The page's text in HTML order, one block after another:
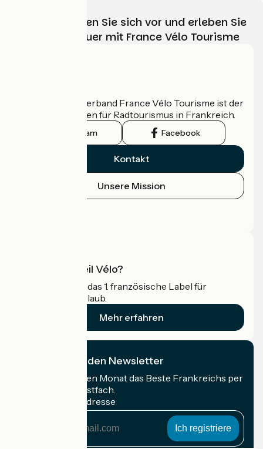
Wählen, bereiten Sie sich vor und erleben Sie
Ihr Radabenteuer mit France Vélo Tourisme
Der nationale Verband France Vélo Tourisme ist der
offizielle Leitfaden für Radtourismus in Frankreich.
Instagram Facebook
Kontakt
Unsere Mission
Was ist Accueil Vélo?
Accueil Vélo ist das 1. französische Label für
Radfahrer im Urlaub.
Mehr erfahren
Ich abonniere den Newsletter
Erhalten Sie jeden Monat das Beste Frankreichs per
Rad in Ihrem Postfach.
Meine E-Mail-Adresse